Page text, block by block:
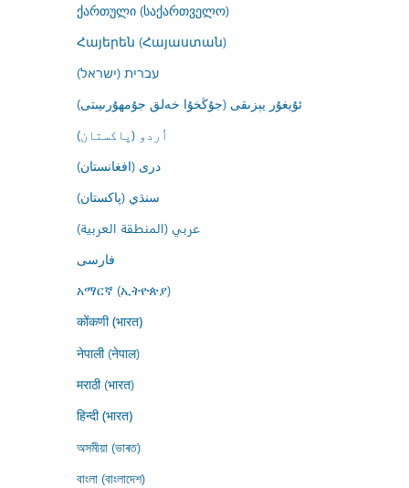
ქართული (საქართველო)
Հայերեն (Հայաստան)
עברית (ישראל)
ئۇيغۇر يېزىقى (جۇڭخۇا خەلق جۇمھۇرىيىتى)
اُردو (پاکستان)
درى (افغانستان)
سنڌي (پاکستان)
عربي (المنطقة العربية)
فارسى
አማርኛ (ኢትዮጵያ)
कोंकणी (भारत)
नेपाली (नेपाल)
मराठी (भारत)
हिन्दी (भारत)
অসমীয়া (ভাৰত)
বাংলা (বাংলাদেশ)